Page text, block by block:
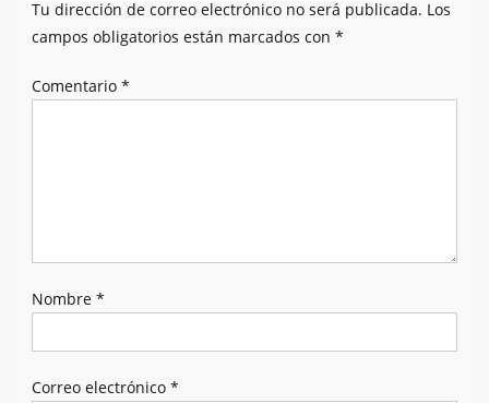
Tu dirección de correo electrónico no será publicada. Los
campos obligatorios están marcados con *
Comentario *
Nombre *
Correo electrónico *